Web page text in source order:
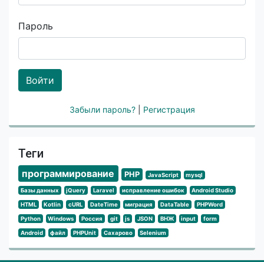
Пароль
Войти
Забыли пароль? Регистрация
Теги
программирование PHP JavaScript mysql
Базы данных jQuery Laravel исправление ошибок Android Studio
HTML Kotlin cURL DateTime миграция DataTable PHPWord
Python Windows Россия git js JSON ВНЖ input form
Android файл PHPUnit Сахарово Selenium